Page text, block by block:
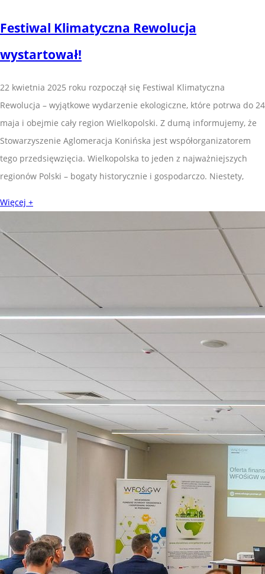
Festiwal Klimatyczna Rewolucja
wystartował!
22 kwietnia 2025 roku rozpoczął się Festiwal Klimatyczna
Rewolucja – wyjątkowe wydarzenie ekologiczne, które potrwa do 24
maja i obejmie cały region Wielkopolski. Z dumą informujemy, że
Stowarzyszenie Aglomeracja Konińska jest współorganizatorem
tego przedsięwzięcia. Wielkopolska to jeden z najważniejszych
regionów Polski – bogaty historycznie i gospodarczo. Niestety,
Więcej +